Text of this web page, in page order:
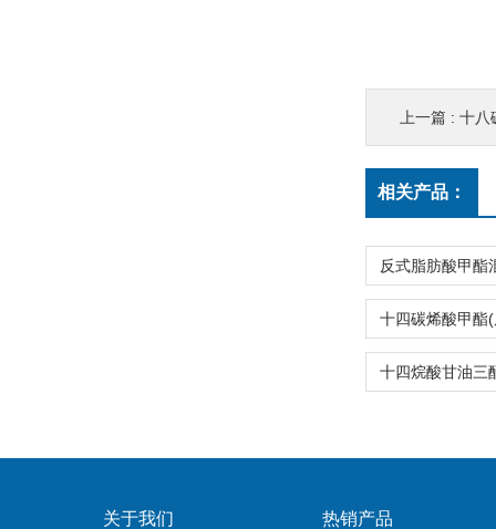
上一篇 : 十八
相关产品：
关于我们 热销产品